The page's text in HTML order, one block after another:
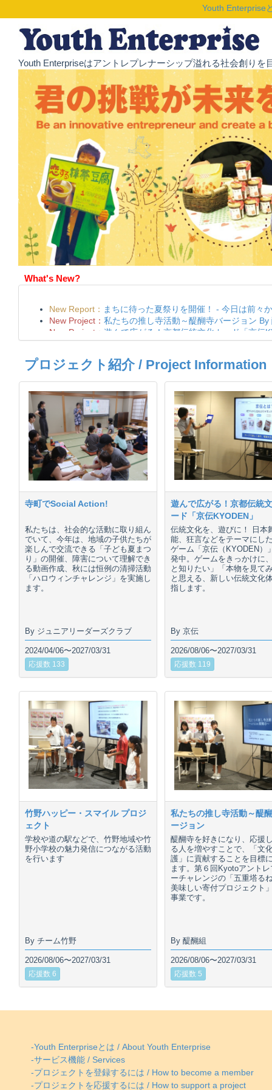
Youth Enterprise
Youth Enterpriseはアントレプレナーシップ溢れる社会創り
What's New?
プロジェクト紹介 / Project Information
寺町でSocial Action!
私たちは、社会的な活動に取り組ん
でいて、今年は、地域の子供たちが
楽しんで交流できる「子ども夏まつ
り」の開催、障害について理解でき
る動画作成、秋には恒例の清掃活動
「ハロウィンチャレンジ」を実施し
ます。
By ジュニアリーダーズクラブ
2024/04/06〜2027/03/31
応援数 133
遊んで広がる！京都伝統
ード「京伝KYODEN」
伝統文化を、遊びに！ 日本
能、狂言などをテーマにし
ゲーム「京伝（KYODEN）
発中。ゲームをきっかけに
と知りたい」「本物を見て
と思える、新しい伝統文化
指します。
By 京伝
2026/08/06〜2027/03/31
応援数 119
竹野ハッピー・スマイル プロジ
ェクト
学校や道の駅などで、竹野地域や竹
野小学校の魅力発信につながる活動
を行います
By チーム竹野
2026/08/06〜2027/03/31
応援数 6
私たちの推し寺活動～醍
ージョン
醍醐寺を好きになり、応援
る人を増やすことで、「文
護」に貢献することを目標
ます。第６回Kyotoアント
ーチャレンジの「五重塔る
美味しい寄付プロジェクト
事業です。
By 醍醐組
2026/08/06〜2027/03/31
応援数 5
-Youth Enterpriseとは / About Youth Enterprise
-サービス機能 / Services
-プロジェクトを登録するには / How to become a member
-プロジェクトを応援するには / How to support a project